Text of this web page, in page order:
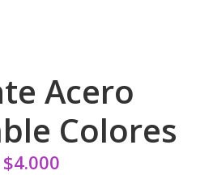
Acero
Colores
$4.000